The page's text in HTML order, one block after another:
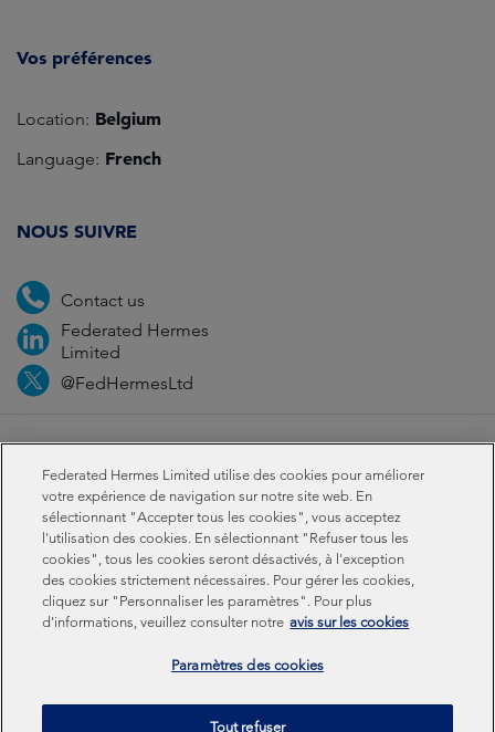
Vos préférences
Location: Belgium
Language: French
NOUS SUIVRE
Contact us
Federated Hermes
Limited
@FedHermesLtd
Cookies Modern slavery statement
Sustainability-related disclosures
Federated Hermes Limited: Registered in England & Wales
No 01661776. Registered office – Sixth Floor, 150
Cheapside, London EC2V 6ET.
Federated Hermes Limited is owned by Federated
Federated Hermes Limited utilise des cookies pour améliorer
votre expérience de navigation sur notre site web. En
sélectionnant "Accepter tous les cookies", vous acceptez
l'utilisation des cookies. En sélectionnant "Refuser tous les
cookies", tous les cookies seront désactivés, à l'exception
des cookies strictement nécessaires. Pour gérer les cookies,
cliquez sur "Personnaliser les paramètres". Pour plus
d'informations, veuillez consulter notre avis sur les cookies
Paramètres des cookies
Tout refuser